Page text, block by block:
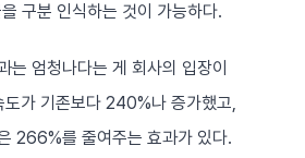
구분 인식하는 것이 가능하다.
는 엄청나다는 게 회사의 입장이
도가 기존보다 240%나 증가했고,
266%를 줄여주는 효과가 있다.